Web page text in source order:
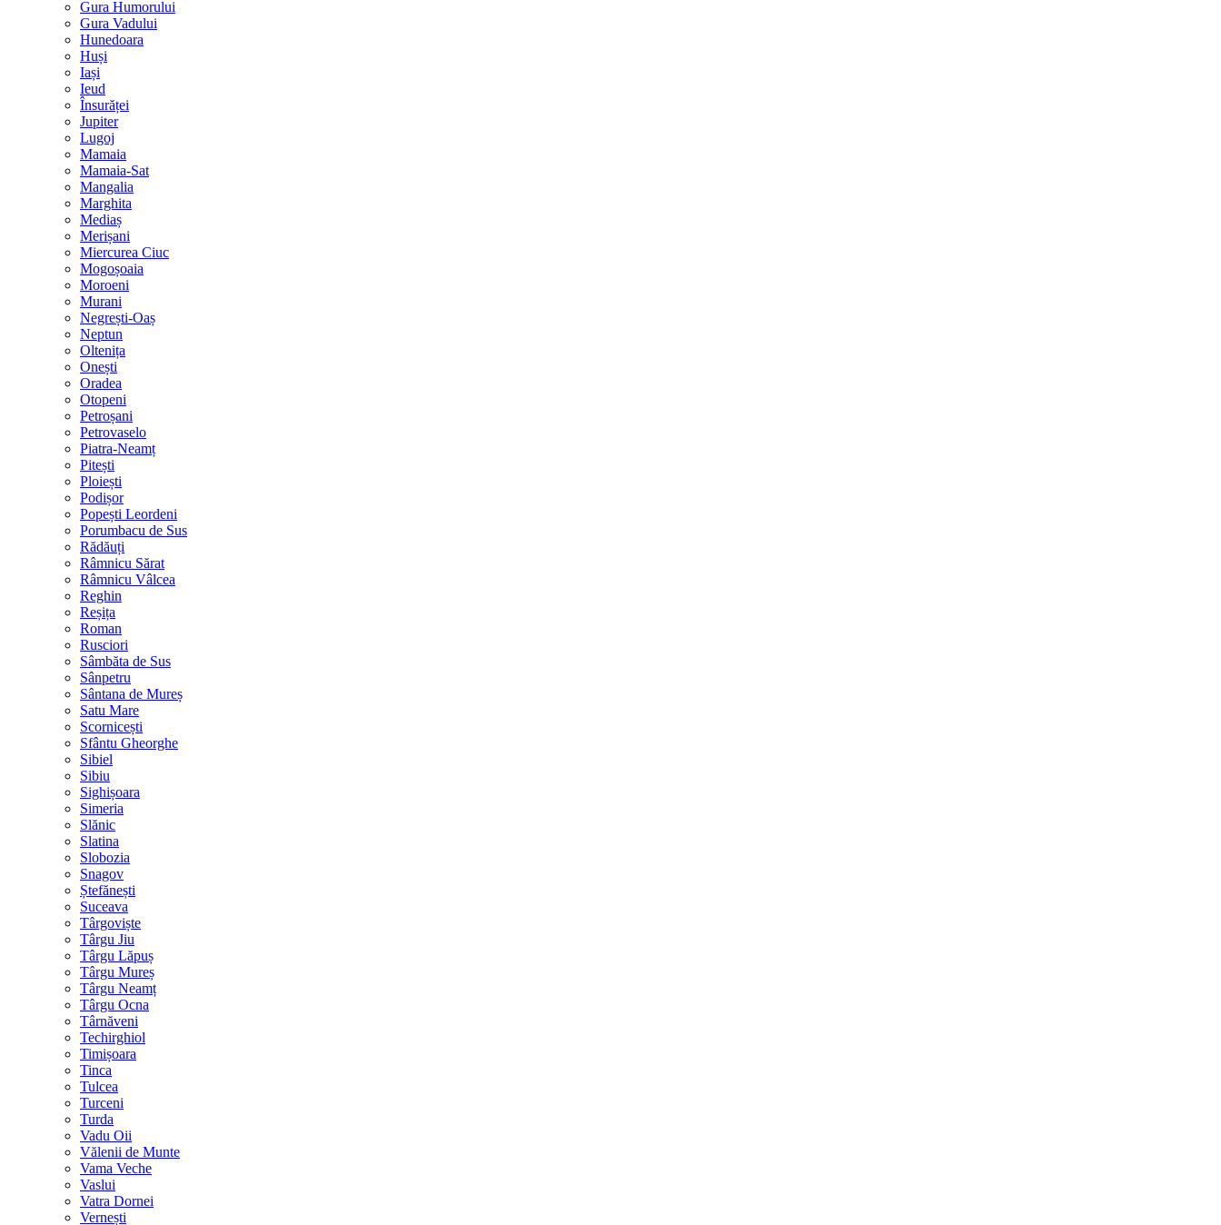
Gura Humorului
Gura Vadului
Hunedoara
Huși
Iași
Ieud
Însurăței
Jupiter
Lugoj
Mamaia
Mamaia-Sat
Mangalia
Marghita
Mediaș
Merișani
Miercurea Ciuc
Mogoșoaia
Moroeni
Murani
Negrești-Oaș
Neptun
Oltenița
Onești
Oradea
Otopeni
Petroșani
Petrovaselo
Piatra-Neamț
Pitești
Ploiești
Podișor
Popești Leordeni
Porumbacu de Sus
Rădăuți
Râmnicu Sărat
Râmnicu Vâlcea
Reghin
Reșița
Roman
Rusciori
Sâmbăta de Sus
Sânpetru
Sântana de Mureș
Satu Mare
Scornicești
Sfântu Gheorghe
Sibiel
Sibiu
Sighișoara
Simeria
Slănic
Slatina
Slobozia
Snagov
Ștefănești
Suceava
Târgoviște
Târgu Jiu
Târgu Lăpuș
Târgu Mureș
Târgu Neamț
Târgu Ocna
Târnăveni
Techirghiol
Timișoara
Tinca
Tulcea
Turceni
Turda
Vadu Oii
Vălenii de Munte
Vama Veche
Vaslui
Vatra Dornei
Vernești